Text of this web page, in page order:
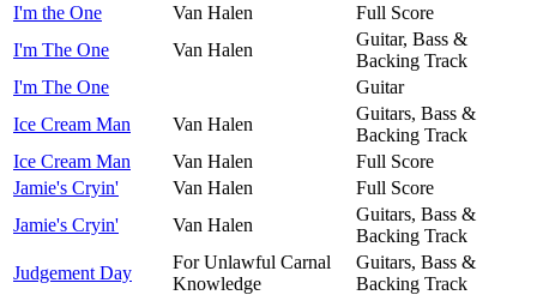
I'm the One
Van Halen
Full Score
I'm The One
Van Halen
Guitar, Bass &
Backing Track
I'm The One
Guitar
Ice Cream Man
Van Halen
Guitars, Bass &
Backing Track
Ice Cream Man
Van Halen
Full Score
Jamie's Cryin'
Van Halen
Full Score
Jamie's Cryin'
Van Halen
Guitars, Bass &
Backing Track
Judgement Day
For Unlawful Carnal
Knowledge
Guitars, Bass &
Backing Track